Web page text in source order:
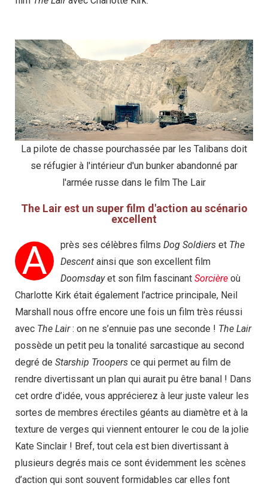
La pilote de chasse pourchassée par les Talibans doit
se réfugier à l'intérieur d'un bunker abandonné par
l'armée russe dans le film The Lair
The Lair est un super film d'action au scénario
excellent
A près ses célèbres films Dog Soldiers et The
Descent ainsi que son excellent film
Doomsdayet son film fascinant Sorcière où
Charlotte Kirk était également l’actrice principale, Neil
Marshall nous offre encore une fois un film très réussi
avec The Lair: on ne s’ennuie pas une seconde ! The Lair
possède un petit peu la tonalité sarcastique au second
degré de Starship Troopers ce qui permet au film de
rendre divertissant un plan qui aurait pu être banal ! Dans
cet ordre d’idée, vous apprécierez à leur juste valeur les
sortes de membres érectiles géants au diamètre et à la
texture de verges qui viennent entourer le cou de la jolie
Kate Sinclair ! Bref, tout cela est bien divertissant à
plusieurs degrés mais ce sont évidemment les scènes
d’action qui sont souvent formidables car elles font